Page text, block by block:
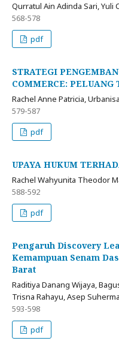
Qurratul Ain Adinda Sari, Yuli
568-578
pdf
STRATEGI
COMMERCE:
Rachel Anne Patricia,
579-587
pdf
UPAYA HUKUM
Rachel Wahyunita Theodor
588-592
pdf
Pengaruh Discovery
Kemampuan Senam
Barat
Raditiya Danang Wijaya,
Trisna Rahayu, Asep
593-598
pdf